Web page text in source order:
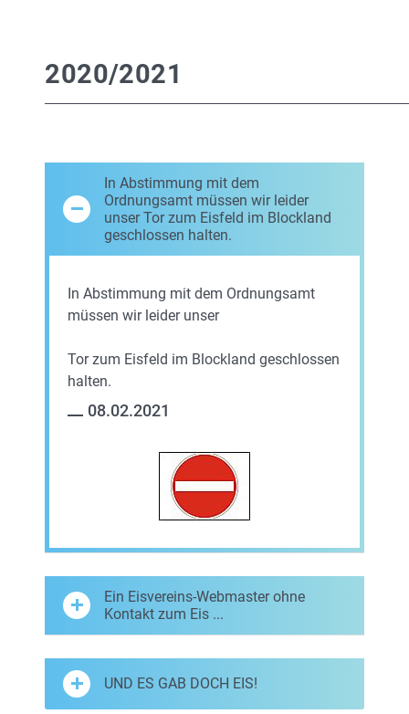
2020/2021
In Abstimmung mit dem
Ordnungsamt müssen wir leider
unser Tor zum Eisfeld im Blockland
geschlossen halten.
In Abstimmung mit dem Ordnungsamt
müssen wir leider unser
Tor zum Eisfeld im Blockland geschlossen
halten.
08.02.2021
Ein Eisvereins-Webmaster ohne
Kontakt zum Eis ...
UND ES GAB DOCH EIS!